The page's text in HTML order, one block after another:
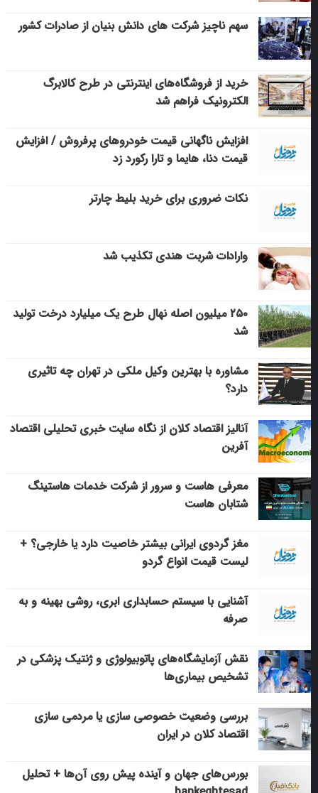
سهم ناچیز شرکت های دانش بنیان از صادرات کشور
خرید از فروشگاه‌های اینترنتی در طرح کالابرگ
الکترونیک فراهم شد
افزایش ناگهانی قیمت خودروهای پرفروش / افزایش
قیمت دنا، هایما و تارا رکورد زد
نکات ضروری برای خرید بلیط چارتر
وارادات شربت هندی تکذیب شد
۲۵۰ میلیون اصله نهال طرح یک میلیارد درخت تولید
شد
مشاوره با بهترین وکیل ملکی در تهران چه تاثیری
دارد؟
آنالیز اقتصاد کلان از نگاه سایت خبری تحلیلی اقتصاد
آفرین
معرفی هاست و سرور از شرکت خدمات هاستینگ
شتابان هاست
مغز گردوی ایرانی بیشتر خاصیت دارد یا خارجی؟ +
لیست قیمت انواع گردو
آشنایی با سیستم حسابداری ابری، روشی بهینه و به
صرفه
نقش آزمایشگاه‌های پاتوبیولوژی و ژنتیک پزشکی در
تشخیص بیماری‌ها
بررسی وضعیت خصوصی سازی یا مردمی سازی
اقتصاد کلان در ایران
بورس‌های جهان و آینده پیش روی آن‌ها + تحلیل